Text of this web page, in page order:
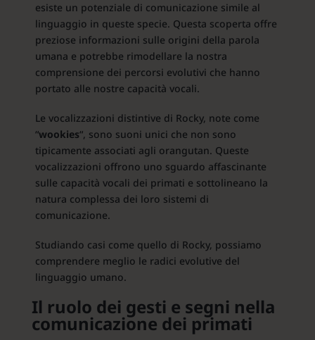
esiste un potenziale di comunicazione simile al
linguaggio in queste specie. Questa scoperta offre
preziose informazioni sulle origini della parola
umana e potrebbe rimodellare la nostra
comprensione dei percorsi evolutivi che hanno
portato alle nostre capacità vocali.
Le vocalizzazioni distintive di Rocky, note come
“wookies“, sono suoni unici che non sono
tipicamente associati agli orangutan. Queste
vocalizzazioni offrono uno sguardo affascinante
sulle capacità vocali dei primati e sottolineano la
natura complessa dei loro sistemi di
comunicazione.
Studiando casi come quello di Rocky, possiamo
comprendere meglio le radici evolutive del
linguaggio umano.
Il ruolo dei gesti e segni nella
comunicazione dei primati